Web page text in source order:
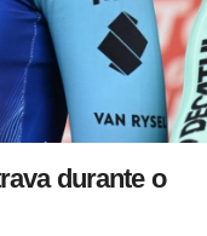
durante o